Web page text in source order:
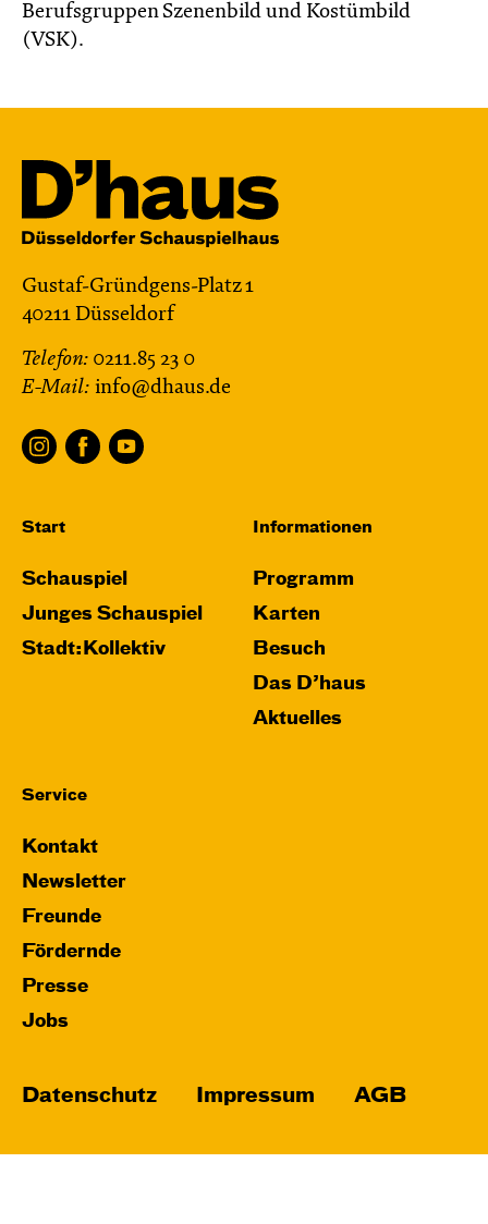
Berufsgruppen Szenenbild und Kostümbild
(VSK).
Gustaf-Gründgens-Platz 1
40211 Düsseldorf
Telefon: 0211.85 23 0
E-Mail: info@dhaus.de
Start
Schauspiel
Junges Schauspiel
Stadt:Kollektiv
Informationen
Programm
Karten
Besuch
Das D’haus
Aktuelles
Service
Kontakt
Newsletter
Freunde
Fördernde
Presse
Jobs
Datenschutz Impressum AGB